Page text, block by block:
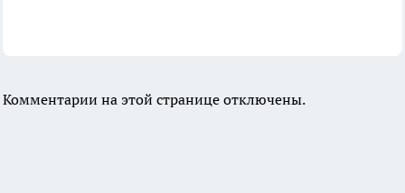
Комментарии на этой странице отключены.